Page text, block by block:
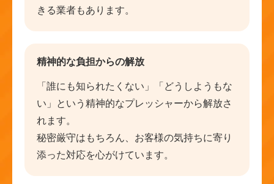
きる業者もあります。
精神的な負担からの解放
「誰にも知られたくない」「どうしようもな
い」という精神的なプレッシャーから解放さ
れます。
秘密厳守はもちろん、お客様の気持ちに寄り
添った対応を心がけています。